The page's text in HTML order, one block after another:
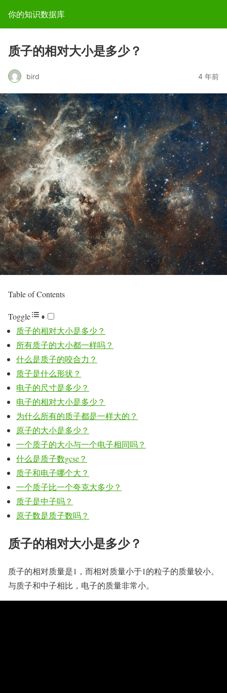
你的知识数据库
质子的相对大小是多少？
bird 4 年前
Table of Contents
Toggle
质子的相对大小是多少？
所有质子的大小都一样吗？
什么是质子的咬合力？
质子是什么形状？
电子的尺寸是多少？
电子的相对大小是多少？
为什么所有的质子都是一样大的？
原子的大小是多少？
一个质子的大小与一个电子相同吗？
什么是质子数gcse？
质子和电子哪个大？
一个质子比一个夸克大多少？
质子是中子吗？
原子数是质子数吗？
质子的相对大小是多少？
质子的相对质量是1，而相对质量小于1的粒子的质量较小。
与质子和中子相比，电子的质量非常小。